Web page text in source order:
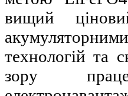
вищий
технологій та
зору